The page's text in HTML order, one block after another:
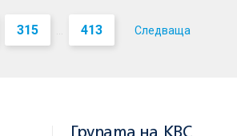
315 ... 413 Следваща